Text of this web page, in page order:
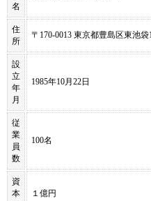
名
住
所
〒170-0013 東京都豊島区東池
設
立
年
月
1985年10月22日
従
業
員
数
100名
資
本
１億円